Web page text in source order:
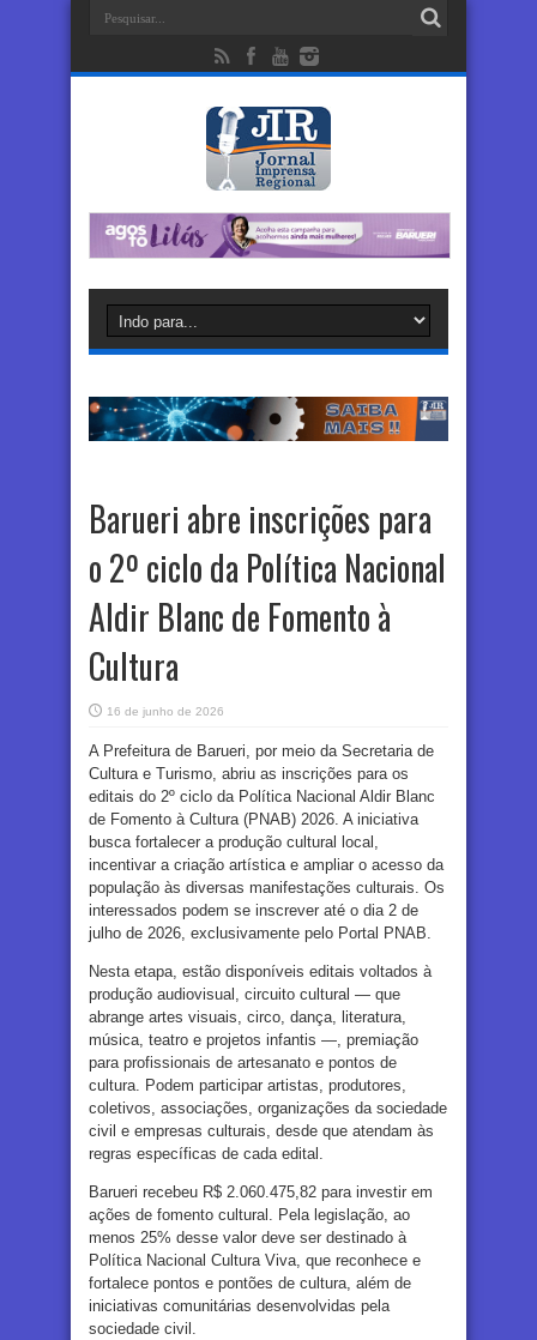
Barueri abre inscrições para
o 2º ciclo da Política Nacional
Aldir Blanc de Fomento à
Cultura
16 de junho de 2026
A Prefeitura de Barueri, por meio da Secretaria de
Cultura e Turismo, abriu as inscrições para os
editais do 2º ciclo da Política Nacional Aldir Blanc
de Fomento à Cultura (PNAB) 2026. A iniciativa
busca fortalecer a produção cultural local,
incentivar a criação artística e ampliar o acesso da
população às diversas manifestações culturais. Os
interessados podem se inscrever até o dia 2 de
julho de 2026, exclusivamente pelo Portal PNAB.
Nesta etapa, estão disponíveis editais voltados à
produção audiovisual, circuito cultural — que
abrange artes visuais, circo, dança, literatura,
música, teatro e projetos infantis —, premiação
para profissionais de artesanato e pontos de
cultura. Podem participar artistas, produtores,
coletivos, associações, organizações da sociedade
civil e empresas culturais, desde que atendam às
regras específicas de cada edital.
Barueri recebeu R$ 2.060.475,82 para investir em
ações de fomento cultural. Pela legislação, ao
menos 25% desse valor deve ser destinado à
Política Nacional Cultura Viva, que reconhece e
fortalece pontos e pontões de cultura, além de
iniciativas comunitárias desenvolvidas pela
sociedade civil.